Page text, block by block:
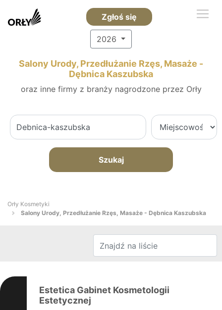
Zgłoś się
2026
Salony Urody, Przedłużanie Rzęs, Masaże -
Dębnica Kaszubska
oraz inne firmy z branży nagrodzone przez Orły
Szukaj
Orły Kosmetyki
Salony Urody, Przedłużanie Rzęs, Masaże - Dębnica Kaszubska
Estetica Gabinet Kosmetologii
Estetycznej